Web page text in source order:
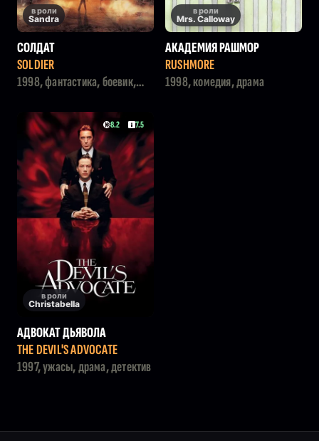
в роли
Sandra
СОЛДАТ
SOLDIER
1998, фантастика, боевик,
в роли
Mrs. Calloway
АКАДЕМИЯ РАШМОР
RUSHMORE
1998, комедия, драма
8.2 7.5
в роли
Christabella
АДВОКАТ ДЬЯВОЛА
THE DEVIL'S ADVOCATE
1997, ужасы, драма, детектив